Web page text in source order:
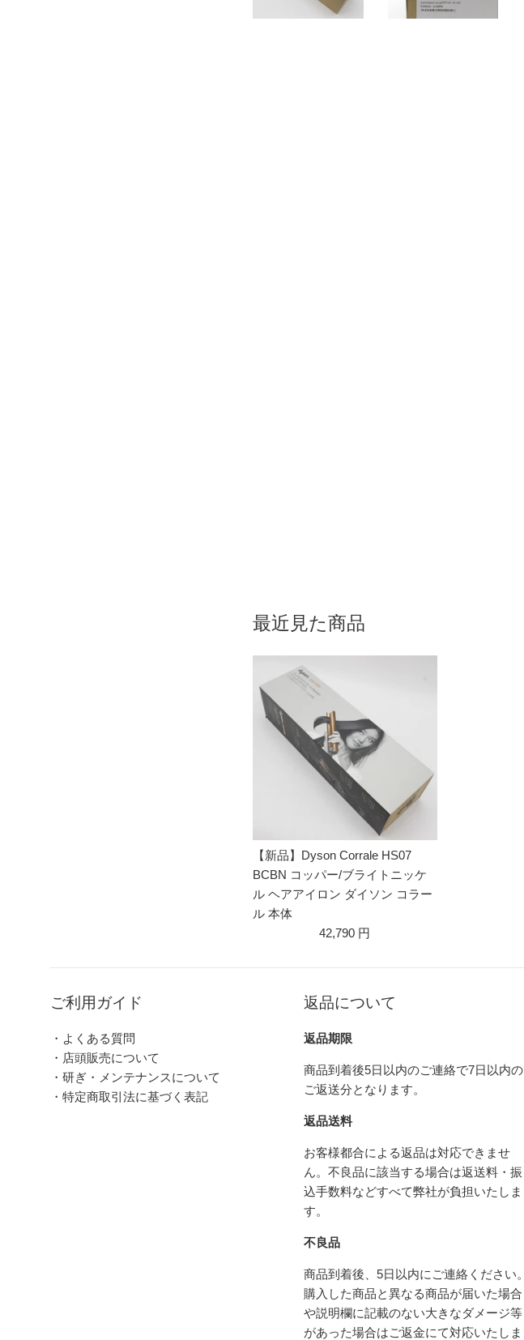
最近見た商品
【新品】Dyson Corrale HS07
BCBN コッパー/ブライトニッケ
ル ヘアアイロン ダイソン コラー
ル 本体
42,790 円
ご利用ガイド
・よくある質問
・店頭販売について
・研ぎ・メンテナンスについて
・特定商取引法に基づく表記
返品について
返品期限
商品到着後5日以内のご連絡で7日以内の
ご返送分となります。
返品送料
お客様都合による返品は対応できませ
ん。不良品に該当する場合は返送料・振
込手数料などすべて弊社が負担いたしま
す。
不良品
商品到着後、5日以内にご連絡ください。
購入した商品と異なる商品が届いた場合
や説明欄に記載のない大きなダメージ等
があった場合はご返金にて対応いたしま